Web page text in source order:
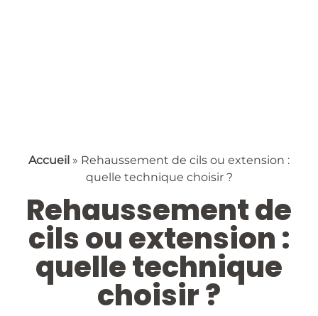
Accueil » Rehaussement de cils ou extension :
quelle technique choisir ?
Rehaussement de
cils ou extension :
quelle technique
choisir ?